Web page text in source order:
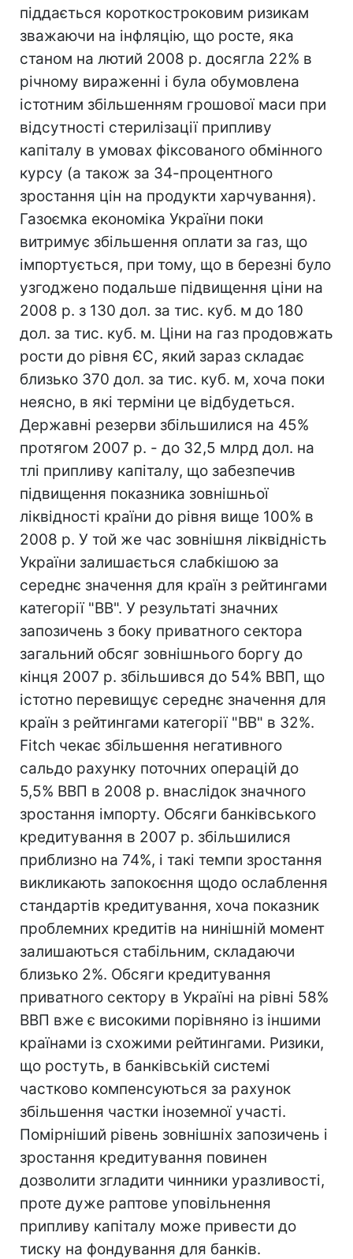
піддається короткостроковим ризикам
зважаючи на інфляцію, що росте, яка
станом на лютий 2008 р. досягла 22% в
річному вираженні і була обумовлена
істотним збільшенням грошової маси при
відсутності стерилізації припливу
капіталу в умовах фіксованого обмінного
курсу (а також за 34-процентного
зростання цін на продукти харчування).
Газоємка економіка України поки
витримує збільшення оплати за газ, що
імпортується, при тому, що в березні було
узгоджено подальше підвищення ціни на
2008 р. з 130 дол. за тис. куб. м до 180
дол. за тис. куб. м. Ціни на газ продовжать
рости до рівня ЄС, який зараз складає
близько 370 дол. за тис. куб. м, хоча поки
неясно, в які терміни це відбудеться.
Державні резерви збільшилися на 45%
протягом 2007 р. - до 32,5 млрд дол. на
тлі припливу капіталу, що забезпечив
підвищення показника зовнішньої
ліквідності країни до рівня вище 100% в
2008 р. У той же час зовнішня ліквідність
України залишається слабкішою за
середнє значення для країн з рейтингами
категорії "BB". У результаті значних
запозичень з боку приватного сектора
загальний обсяг зовнішнього боргу до
кінця 2007 р. збільшився до 54% ВВП, що
істотно перевищує середнє значення для
країн з рейтингами категорії "BB" в 32%.
Fitch чекає збільшення негативного
сальдо рахунку поточних операцій до
5,5% ВВП в 2008 р. внаслідок значного
зростання імпорту. Обсяги банківського
кредитування в 2007 р. збільшилися
приблизно на 74%, і такі темпи зростання
викликають запокоєння щодо ослаблення
стандартів кредитування, хоча показник
проблемних кредитів на нинішній момент
залишаються стабільним, складаючи
близько 2%. Обсяги кредитування
приватного сектору в Україні на рівні 58%
ВВП вже є високими порівняно із іншими
країнами із схожими рейтингами. Ризики,
що ростуть, в банківській системі
частково компенсуються за рахунок
збільшення частки іноземної участі.
Помірніший рівень зовнішніх запозичень і
зростання кредитування повинен
дозволити згладити чинники уразливості,
проте дуже раптове уповільнення
припливу капіталу може привести до
тиску на фондування для банків.